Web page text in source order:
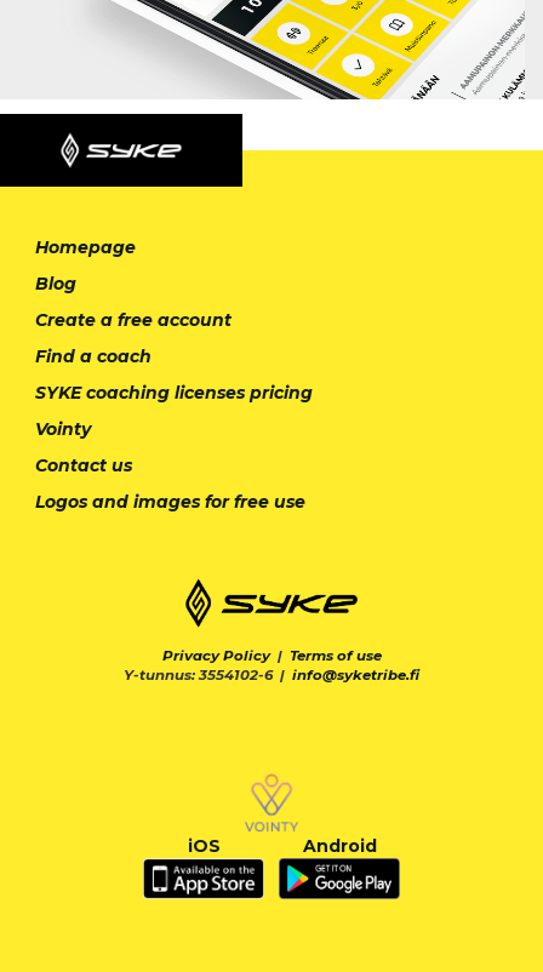
Homepage
Blog
Create a free account
Find a coach
SYKE coaching licenses pricing
Vointy
Contact us
Logos and images for free use
Privacy Policy| Terms of use
Y-tunnus: 3554102-6 | info@syketribe.fi
iOS Android